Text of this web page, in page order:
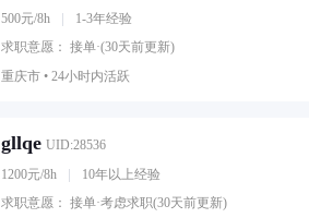
500元/8h
1-3年经验
求职意愿： 接单·(30天前更新)
重庆市 • 24小时内活跃
gllqe UID:28536
1200元/8h
10年以上经验
求职意愿： 接单·考虑求职(30天前更新)